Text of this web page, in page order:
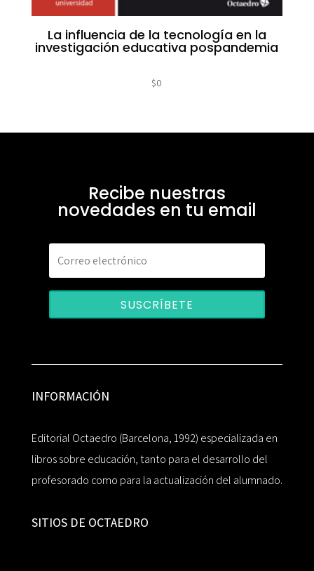
La influencia de la tecnología en la
investigación educativa pospandemia
$0
Recibe nuestras
novedades en tu email
SUSCRÍBETE
INFORMACIÓN
Editorial Octaedro (Barcelona, 1992) especializada en
libros sobre educación, tanto para el desarrollo del
profesorado como para la actualización del alumnado.
SITIOS DE OCTAEDRO